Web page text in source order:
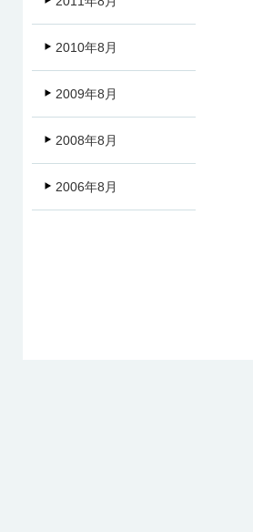
2010年8月
2009年8月
2008年8月
2006年8月